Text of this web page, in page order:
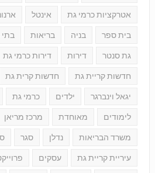
אטרקציות כרמי גת אינטל
בית ספר בניה בריאות
גת סנטר דירות דירות כרמי גת
חדשות קריית גת חדשות קרית גת
יגאל וינברגר ילדים כרמי גת
לימודים מאוחדת מרכז מריאן
משרד הבריאות נדלן סגר
עיריית קריית גת עסקים